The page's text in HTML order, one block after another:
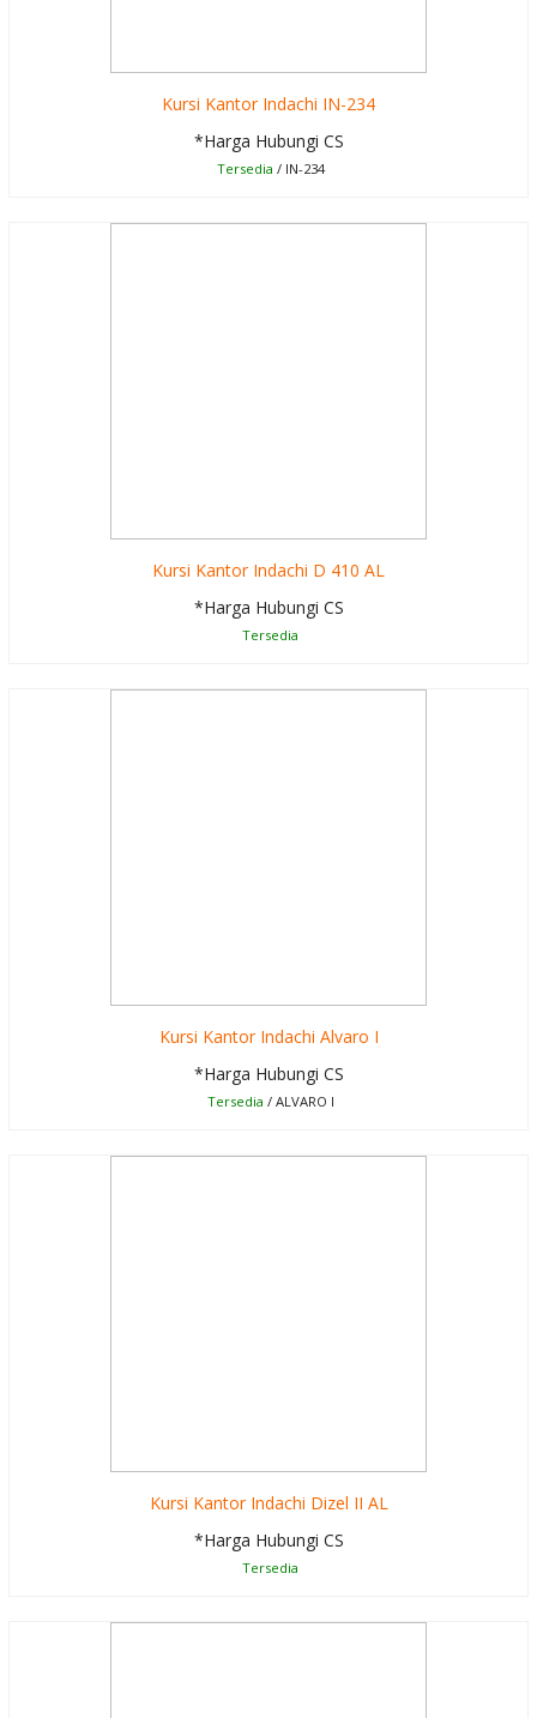
Kursi Kantor Indachi IN-234
*Harga Hubungi CS
Tersedia / IN-234
Kursi Kantor Indachi D 410 AL
*Harga Hubungi CS
Tersedia
Kursi Kantor Indachi Alvaro I
*Harga Hubungi CS
Tersedia / ALVARO I
Kursi Kantor Indachi Dizel II AL
*Harga Hubungi CS
Tersedia